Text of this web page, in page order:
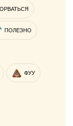
ПОЛЕЗНО
ФУУ